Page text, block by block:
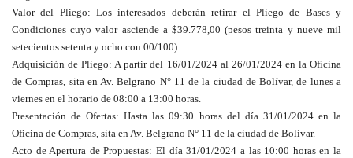
Valor del Pliego: Los interesados deberán retirar el Pliego de Bases y
Condiciones cuyo valor asciende a $39.778,00 (pesos treinta y nueve mil
setecientos setenta y ocho con 00/100).
Adquisición de Pliego: A partir del 16/01/2024 al 26/01/2024 en la Oficina
de Compras, sita en Av. Belgrano N° 11 de la ciudad de Bolívar, de lunes a
viernes en el horario de 08:00 a 13:00 horas.
Presentación de Ofertas: Hasta las 09:30 horas del día 31/01/2024 en la
Oficina de Compras, sita en Av. Belgrano N° 11 de la ciudad de Bolívar.
Acto de Apertura de Propuestas: El día 31/01/2024 a las 10:00 horas en la